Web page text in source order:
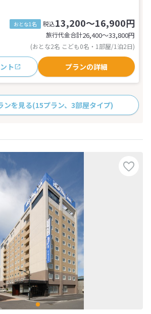
おとな1名 税込13,200～16,900円
旅行代金合計26,400〜33,800円
(おとな2名 こども0名・1部屋/1泊2日)
ト プランの詳細
ンを見る(15プラン、3部屋タイプ)